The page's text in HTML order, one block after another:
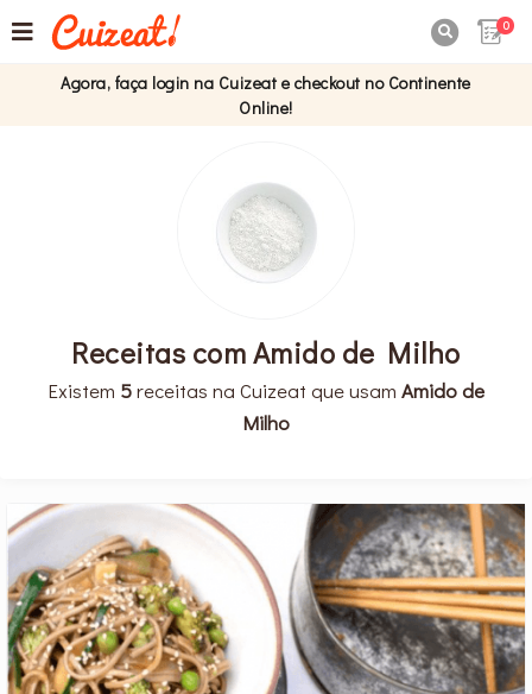
0
Agora, faça login na Cuizeat e checkout no Continente
Online!
Receitas com Amido de Milho
Existem 5receitas na Cuizeat que usam Amido de
Milho